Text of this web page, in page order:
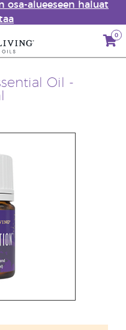
alueeseen haluat
0
Oil -